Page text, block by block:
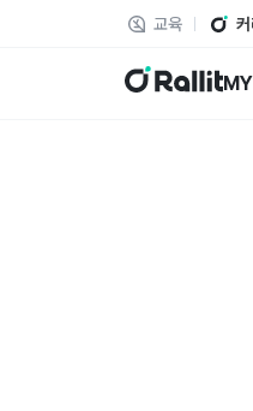
교육
랠릿